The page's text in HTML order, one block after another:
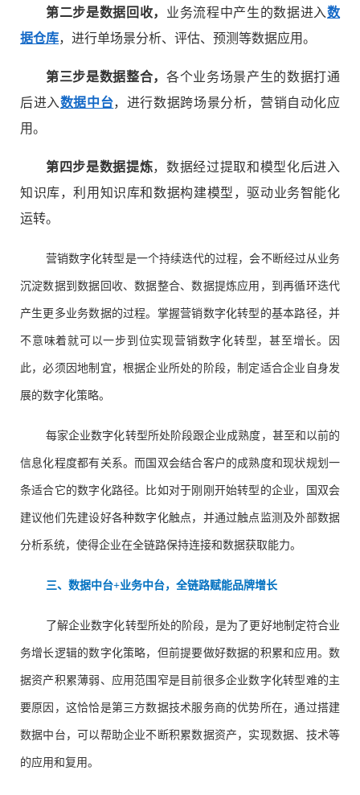
第二步是数据回收， 业务流程中产生的数据进入数
据仓库，进行单场景分析、评估、预测等数据应用。
第三步是数据整合， 各个业务场景产生的数据打通
后进入数据中台，进行数据跨场景分析，营销自动化应
用。
第四步是数据提炼，数据经过提取和模型化后进入
知识库，利用知识库和数据构建模型，驱动业务智能化
运转。
营销数字化转型是一个持续迭代的过程，会不断经过从业务
沉淀数据到数据回收、数据整合、数据提炼应用，到再循环迭代
产生更多业务数据的过程。掌握营销数字化转型的基本路径，并
不意味着就可以一步到位实现营销数字化转型，甚至增长。因
此，必须因地制宜，根据企业所处的阶段，制定适合企业自身发
展的数字化策略。
每家企业数字化转型所处阶段跟企业成熟度，甚至和以前的
信息化程度都有关系。而国双会结合客户的成熟度和现状规划一
条适合它的数字化路径。比如对于刚刚开始转型的企业，国双会
建议他们先建设好各种数字化触点，并通过触点监测及外部数据
分析系统，使得企业在全链路保持连接和数据获取能力。
三、数据中台+业务中台，全链路赋能品牌增长
了解企业数字化转型所处的阶段，是为了更好地制定符合业
务增长逻辑的数字化策略，但前提要做好数据的积累和应用。数
据资产积累薄弱、应用范围窄是目前很多企业数字化转型难的主
要原因，这恰恰是第三方数据技术服务商的优势所在，通过搭建
数据中台，可以帮助企业不断积累数据资产，实现数据、技术等
的应用和复用。